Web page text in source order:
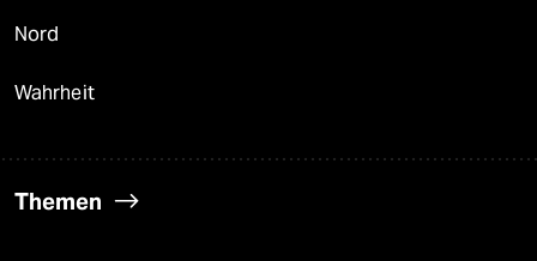
Nord
Wahrheit
Themen